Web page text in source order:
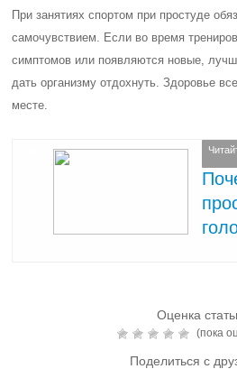
При занятиях спортом при простуде
самочувствием. Если во время
симптомов или появляются новые,
дать организму отдохнуть. Здоровье
месте.
Оценка
(пока
Поделиться с